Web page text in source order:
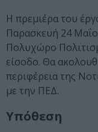
Η πρεμιέρα του
Παρασκευή 24
Πολυχώρο
είσοδο. Θα
περιφέρεια της
με την ΠΕΔ.
Υπόθεση